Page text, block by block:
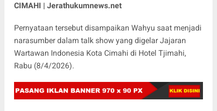
CIMAHI | Jerathukumnews.net
Pernyataan tersebut disampaikan Wahyu saat menjadi
narasumber dalam talk show yang digelar Jajaran
Wartawan Indonesia Kota Cimahi di Hotel Tjimahi,
Rabu (8/4/2026).